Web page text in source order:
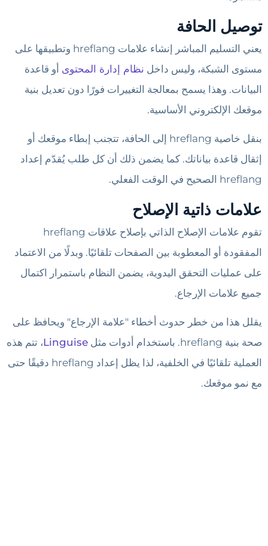
توصيل الحافة
يعني التسليم المباشر إنشاء علامات hreflang وتطبيقها على
مستوى الشبكة، وليس داخل نظام إدارة المحتوى أو قاعدة
البيانات. وهذا يسمح بمعالجة التغييرات فورًا دون تعديل بنية
موقعك الإلكتروني الأساسية.
بنقل خاصية hreflang إلى الحافة، تتجنب إبطاء موقعك أو
إثقال قاعدة بياناتك. كما يضمن ذلك أن كل طلب يُقدّم إعداد
hreflang الصحيح في الوقت الفعلي.
علامات ذاتية الإصلاح
تقوم علامات الإصلاح الذاتي بإصلاح علاقات hreflang
المفقودة أو المعطوبة بين الصفحات تلقائيًا. وبدلًا من الاعتماد
على عمليات التحقق اليدوية، يضمن النظام باستمرار اكتمال
جميع علامات الإرجاع.
يقلل هذا من خطر حدوث أخطاء "علامة الإرجاع" ويحافظ على
صحة بنية hreflang. باستخدام أدوات مثل
Linguise، تتم هذه
العملية تلقائيًا في الخلفية، لذا يظل إعداد hreflang دقيقًا حتى
مع نمو موقعك.